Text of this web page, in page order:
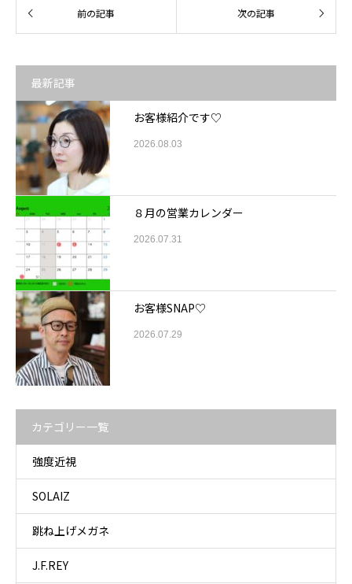
最新記事
お客様紹介です♡
2026.08.03
８月の営業カレンダー
2026.07.31
お客様SNAP♡
2026.07.29
カテゴリー一覧
強度近視
SOLAIZ
跳ね上げメガネ
J.F.REY